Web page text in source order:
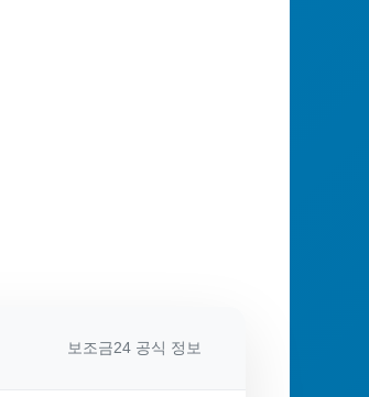
보조금24 공식 정보